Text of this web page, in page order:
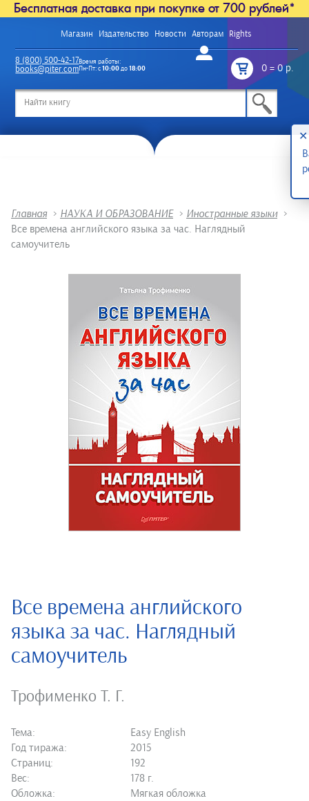
Бесплатная доставка при покупке от 700 рублей*
Магазин Издательство Новости Авторам Rights
Войти
0=0 р.
8 (800) 500-42-17
books@piter.com
Время работы:
Пн-Пт: с10:00до18:00
Главная > НАУКА И ОБРАЗОВАНИЕ > Иностранные языки >
Все времена английского языка за час. Наглядный
самоучитель
Все времена английского
языка за час. Наглядный
самоучитель
Трофименко Т. Г.
Тема:
Easy English
Год тиража:
2015
Страниц:
192
Вес:
178 г.
Обложка:
Мягкая обложка
✕